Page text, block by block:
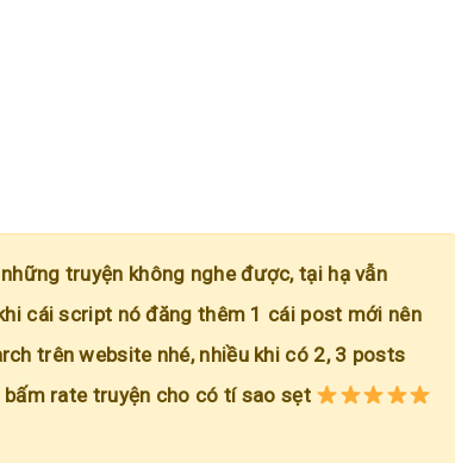
truyện không nghe được, tại hạ vẫn
cái script nó đăng thêm 1 cái post mới nên
trên website nhé, nhiều khi có 2, 3 posts
rate truyện cho có tí sao sẹt